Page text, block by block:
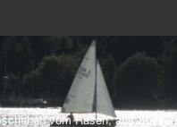
vom Rasen, aus